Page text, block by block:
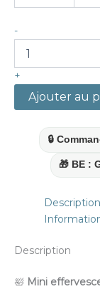
-quantité
de
Mini
effervescents
de
bain
pétillant
parfumé
+
Ajouter au
🔒
🎁 BE :
Description
Description
🛀 Mini